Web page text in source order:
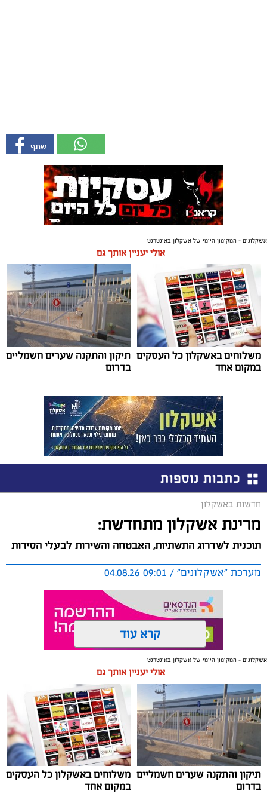
אשקלונים - המקומון היומי של אשקלון באינטרנט
אולי יעניין אותך גם
משלוחים באשקלון כל העסקים
במקום אחד
תיקון והתקנה שערים חשמליים
בדרום
כתבות נוספות
חדשות באשקלון
מרינת אשקלון מתחדשת:
תוכנית לשדרוג התשתיות, האבטחה והשירות לבעלי הסירות
מערכת "אשקלונים" / 09:01 04.08.26
תגים:אשקלון, מרינה
החברה הכלכלית הציגה לנציגי בעלי כלי השייט במרינה
תוכנית השקעה מקיפה הכוללת שדרוג התשתיות, חיזוק
מערך האבטחה, הקמת תחנת דלק חדשה ושיפור השירותים.
מנכ"ל החכ"ל: "כל שקל שנגבה מבעלי הסירות חוזר בחזרה
אליהם באמצעות שיפור המרינה והמשך פיתוחה"
נציגי העוגנים במרינת אשקלון נפגשו השבוע עם מנכ"ל
קרא עוד
אשקלונים - המקומון היומי של אשקלון באינטרנט
אולי יעניין אותך גם
תיקון והתקנה שערים חשמליים
בדרום
משלוחים באשקלון כל העסקים
במקום אחד